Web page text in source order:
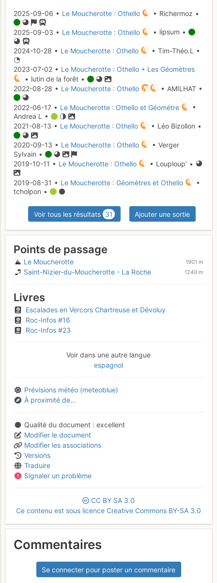
2025-09-06 • Le Moucherotte : Othello • Richermoz •
2025-09-03 • Le Moucherotte : Othello • lipsum •
2024-10-28 • Le Moucherotte : Othello • Tim-Théo.L •
2023-07-02 • Le Moucherotte : Othello + Les Géomètres
• lutin de la forêt •
2022-08-28 • Le Moucherotte : Othello • AMILHAT •
2022-06-17 • Le Moucherotte : Othello et Géométre
•
Andrea L •
2021-08-13 • Le Moucherotte : Othello • Léo Bizollon •
2020-09-13 • Le Moucherotte : Othello
• Verger
Sylvain •
2019-10-11 • Le Moucherotte : Othello • Louploup’ •
2019-08-31 • Le Moucherotte : Géomètres et Othello
•
tcholpon •
Voir tous les résultats 31 Ajouter une sortie
Points de passage
Le Moucherotte 1901 m
Saint-Nizier-du-Moucherotte - La Roche 1240 m
Livres
Escalades en Vercors Chartreuse et Dévoluy
Roc-Infos #16
Roc-Infos #23
Voir dans une autre langue
espagnol
Prévisions météo (meteoblue)
À proximité de...
Qualité du document
excellent
Modifier le document
Modifier les associations
Versions
Traduire
Signaler un problème
CC BY SA 3.0
Ce contenu est sous licence Creative Commons BY-SA 3.0
Commentaires
Se connecter pour poster un commentaire